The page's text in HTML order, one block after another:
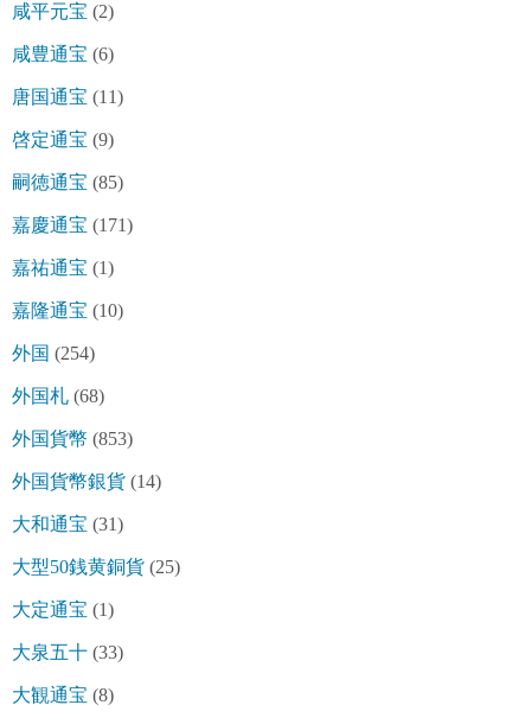
咸平元宝 (2)
咸豊通宝 (6)
唐国通宝 (11)
啓定通宝 (9)
嗣徳通宝 (85)
嘉慶通宝 (171)
嘉祐通宝 (1)
嘉隆通宝 (10)
外国 (254)
外国札 (68)
外国貨幣 (853)
外国貨幣銀貨 (14)
大和通宝 (31)
大型50銭黄銅貨 (25)
大定通宝 (1)
大泉五十 (33)
大観通宝 (8)